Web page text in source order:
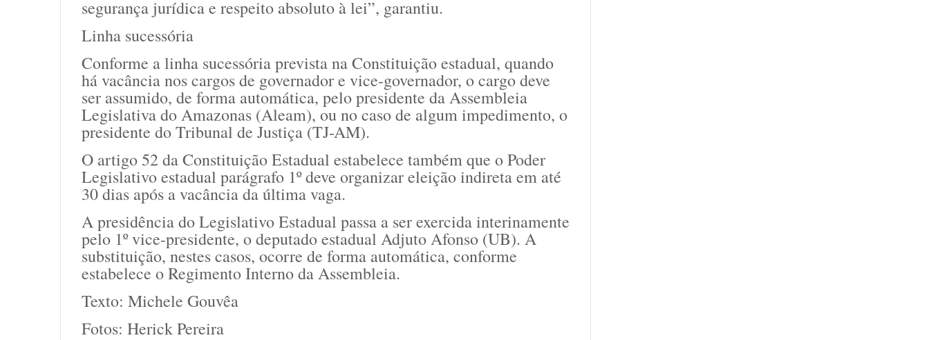
segurança jurídica e respeito absoluto à lei”, garantiu.
Linha sucessória
Conforme a linha sucessória prevista na Constituição estadual, quando
há vacância nos cargos de governador e vice-governador, o cargo deve
ser assumido, de forma automática, pelo presidente da Assembleia
Legislativa do Amazonas (Aleam), ou no caso de algum impedimento, o
presidente do Tribunal de Justiça (TJ-AM).
O artigo 52 da Constituição Estadual estabelece também que o Poder
Legislativo estadual parágrafo 1º deve organizar eleição indireta em até
30 dias após a vacância da última vaga.
A presidência do Legislativo Estadual passa a ser exercida interinamente
pelo 1º vice-presidente, o deputado estadual Adjuto Afonso (UB). A
substituição, nestes casos, ocorre de forma automática, conforme
estabelece o Regimento Interno da Assembleia.
Texto: Michele Gouvêa
Fotos: Herick Pereira